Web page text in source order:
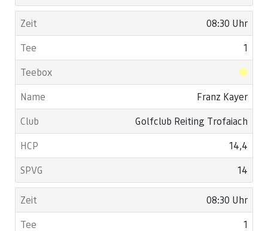
08:30 Uhr
1
Franz Kayer
Golfclub Reiting Trofaiach
14,4
14
08:30 Uhr
1